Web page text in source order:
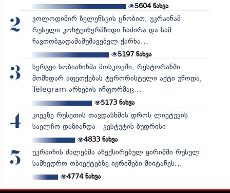
5604ნახვა
2
ვოლოდიმირ ზელენსკის ცნობით, უკრაინამ
რუსული კონტეინერმზიდი ჩაძირა და სამ
ნავთობგადამამუშავებელ ქარხა...
5197ნახვა
3
სერგეი სობიანინმა მოსკოვში, რესტორანში
მომხდარ აფეთქებას ტერორისტული აქტი უწოდა,
Telegram-არხების ინფორმაც...
5173ნახვა
4
კიევზე რუსეთის თავდასხმის დროს ლიეტუვის
საელჩო დაზიანდა - კესტუტის ბუდრისი
4833ნახვა
5
უკრაინის ძალებმა ანექსირებულ ყირიმში რუსულ
სამხედრო ობიექტებზე იერიშები მიიტანეს...
4774ნახვა